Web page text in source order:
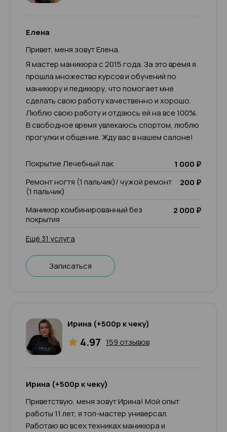
Елена
Привет, меня зовут Елена.
Я мастер маникюра с 2015 года. За это время я
прошла множество курсов и обучений по
маникюру и педикюру, что помогает мне
сделать свою работу качественно и хорошо.
Люблю свою работу и отдаюсь ей на все 100%.
В свободное время увлекаюсь спортом, люблю
прогулки и общение. Жду вас в нашем салоне!
Покрытие Лечебный лак
1 000 ₽
Ремонт ногтя (1 пальчик)/ чужой ремонт
(1 пальчик)
200 ₽
Маникюр комбинированный без
покрытия
2 000 ₽
Ещё 31 услуга
Записаться
Ирина (+500р к чеку)
4.97 159 отзывов
Ирина (+500р к чеку)
Приветствую, меня зовут Ирина! Мой опыт
работы 11 лет, я топ-мастер универсал.
Работаю во всех техниках маникюра и